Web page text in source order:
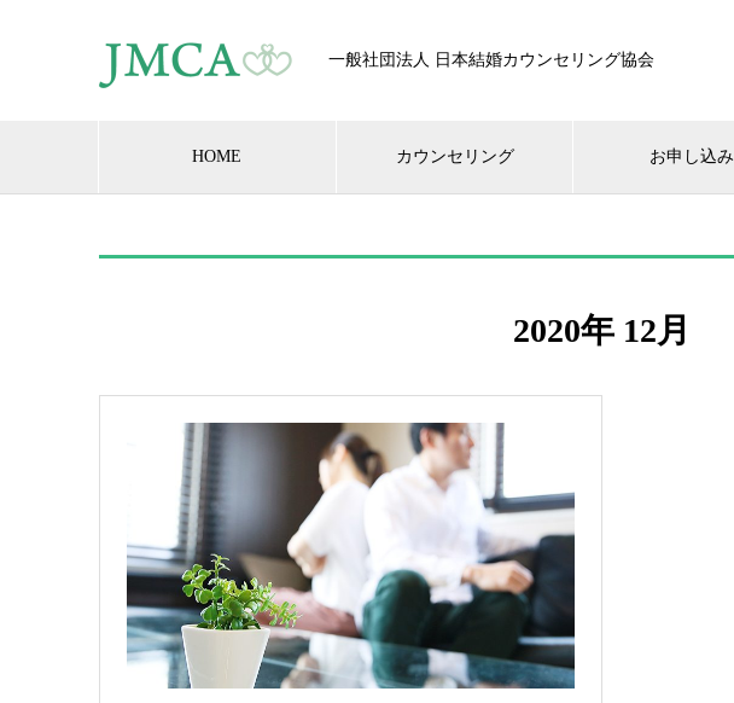
一般社団法人 日本結婚カウンセリング協会
HOME カウンセリング お申し込み
2020年 12月